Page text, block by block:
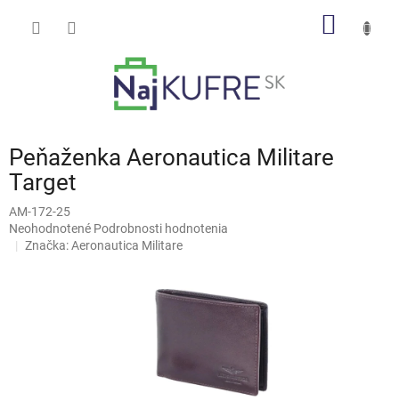
Peňaženka Aeronautica Militare
Target
AM-172-25
Priemerné
hodnotenie
Neohodnotené Podrobnosti hodnotenia
Značka:Aeronautica Militare